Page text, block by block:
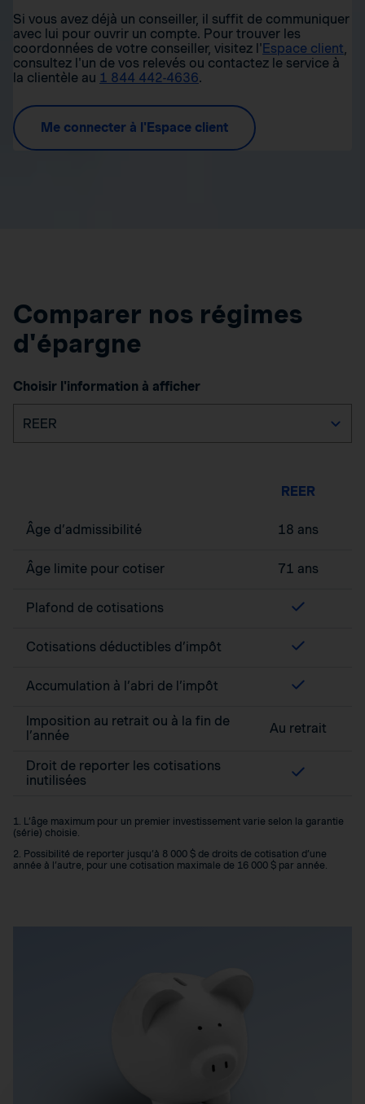
Si vous avez déjà un conseiller, il suffit de communiquer
avec lui pour ouvrir un compte. Pour trouver les
coordonnées de votre conseiller, visitez l' Espace client,
consultez l'un de vos relevés ou contactez le service à
la clientèle au 1 844 442-4636.
Me connecter à l'Espace client
Comparer nos régimes
d'épargne
Choisir l'information à afficher
REER
Âge d’admissibilité 18 ans
Âge limite pour cotiser 71 ans
Plafond de cotisations
Cotisations déductibles d’impôt
Accumulation à l’abri de l’impôt
Imposition au retrait ou à la fin de
l’année
Au retrait
Droit de reporter les cotisations
inutilisées
1. L’âge maximum pour un premier investissement varie selon la garantie
(série) choisie.
2. Possibilité de reporter jusqu’à 8 000 $ de droits de cotisation d’une
année à l’autre, pour une cotisation maximale de 16 000 $ par année.